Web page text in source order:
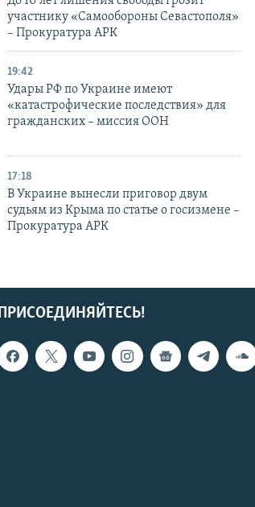
участнику «Самообороны Севастополя»
– Прокуратура АРК
19:42
Удары РФ по Украине имеют
«катастрофические последствия» для
гражданских – миссия ООН
17:18
В Украине вынесли приговор двум
судьям из Крыма по статье о госизмене –
Прокуратура АРК
ПРИСОЕДИНЯЙТЕСЬ!